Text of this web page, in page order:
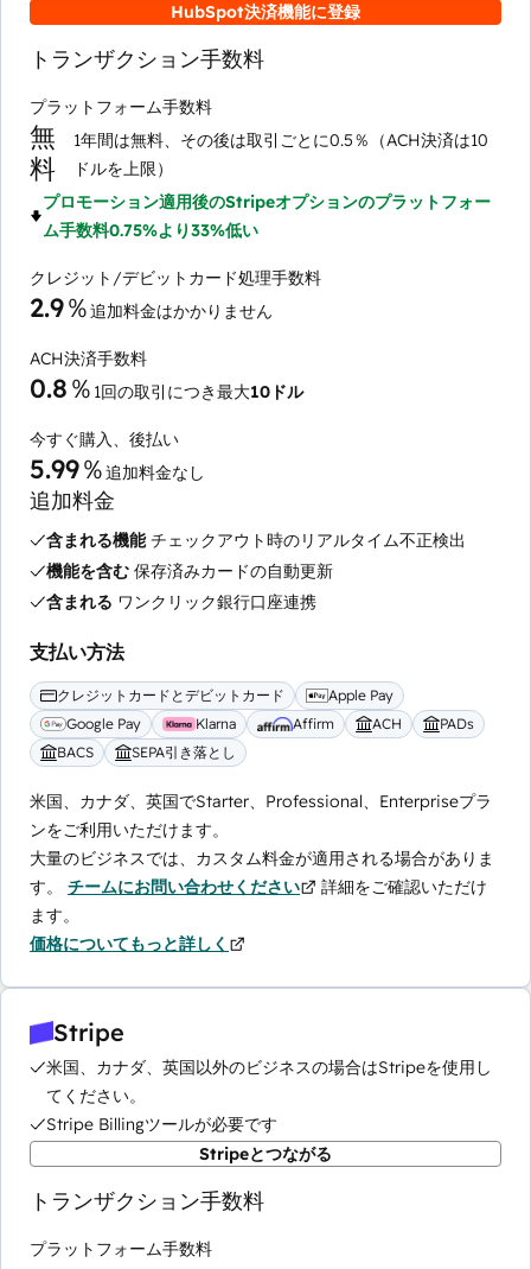
HubSpot決済機能に登録
トランザクション手数料
プラットフォーム手数料
無
料
1年間は無料、その後は取引ごとに0.5％（ACH決済は10
ドルを上限）
プロモーション適用後のStripeオプションのプラットフォー
ム手数料0.75%より33%低い
クレジット/デビットカード処理手数料
2.9％追加料金はかかりません
ACH決済手数料
0.8％ 1回の取引につき最大10ドル
今すぐ購入、後払い
5.99％追加料金なし
追加料金
含まれる機能チェックアウト時のリアルタイム不正検出
機能を含む 保存済みカードの自動更新
含まれる ワンクリック銀行口座連携
支払い方法
クレジットカードとデビットカード
Apple Pay
Google Pay
Klarna Affirm ACH
PADs
BACS
SEPA引き落とし
米国、カナダ、英国でStarter、Professional、Enterpriseプラ
ンをご利用いただけます。
大量のビジネスでは、カスタム料金が適用される場合がありま
す。
チームにお問い合わせください
詳細をご確認いただけ
ます。
価格についてもっと詳しく
Stripe
米国、カナダ、英国以外のビジネスの場合はStripeを使用し
てください。
Stripe Billingツールが必要です
Stripeとつながる
トランザクション手数料
プラットフォーム手数料